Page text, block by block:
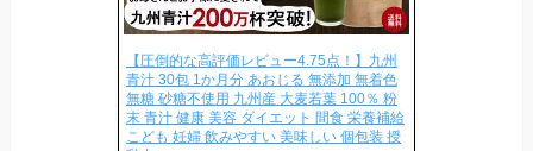
【圧倒的な高評価レビュー4.75点！】九州
青汁 30包 1か月分 あおじる 無添加 無着色
無糖 砂糖不使用 九州産 大麦若葉 100％ 粉
末 青汁 健康 美容 ダイエット 間食 栄養補給
こども 妊婦 飲みやすい 美味しい 個包装 授